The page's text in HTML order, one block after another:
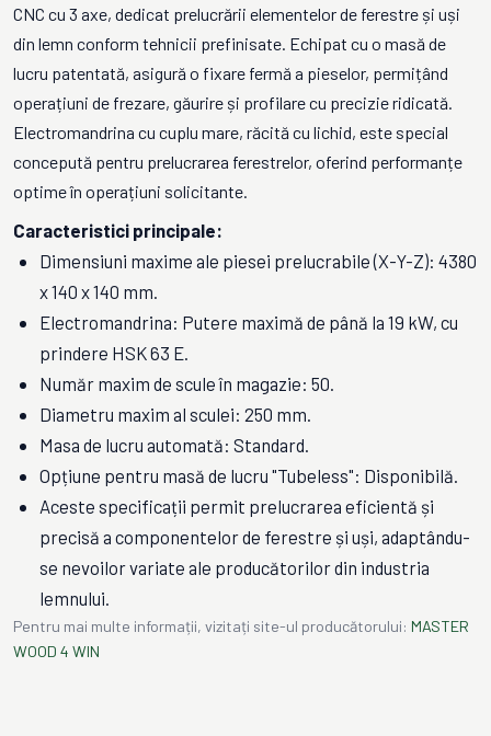
CNC cu 3 axe, dedicat prelucrării elementelor de ferestre și uși
din lemn conform tehnicii prefinisate. Echipat cu o masă de
lucru patentată, asigură o fixare fermă a pieselor, permițând
operațiuni de frezare, găurire și profilare cu precizie ridicată.
Electromandrina cu cuplu mare, răcită cu lichid, este special
concepută pentru prelucrarea ferestrelor, oferind performanțe
optime în operațiuni solicitante.
Caracteristici principale:
Dimensiuni maxime ale piesei prelucrabile (X-Y-Z): 4380
x 140 x 140 mm.
Electromandrina: Putere maximă de până la 19 kW, cu
prindere HSK 63 E.
Număr maxim de scule în magazie: 50.
Diametru maxim al sculei: 250 mm.
Masa de lucru automată: Standard.
Opțiune pentru masă de lucru "Tubeless": Disponibilă.
Aceste specificații permit prelucrarea eficientă și
precisă a componentelor de ferestre și uși, adaptându-
se nevoilor variate ale producătorilor din industria
lemnului.
Pentru mai multe informații, vizitați site-ul producătorului: MASTER
WOOD 4 WIN